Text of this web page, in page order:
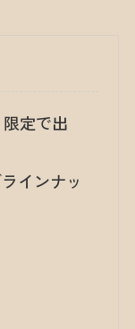
定で出
インナッ